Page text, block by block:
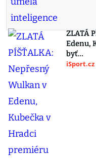
ZLATÁ
Edenu,
byť…
iSport.cz